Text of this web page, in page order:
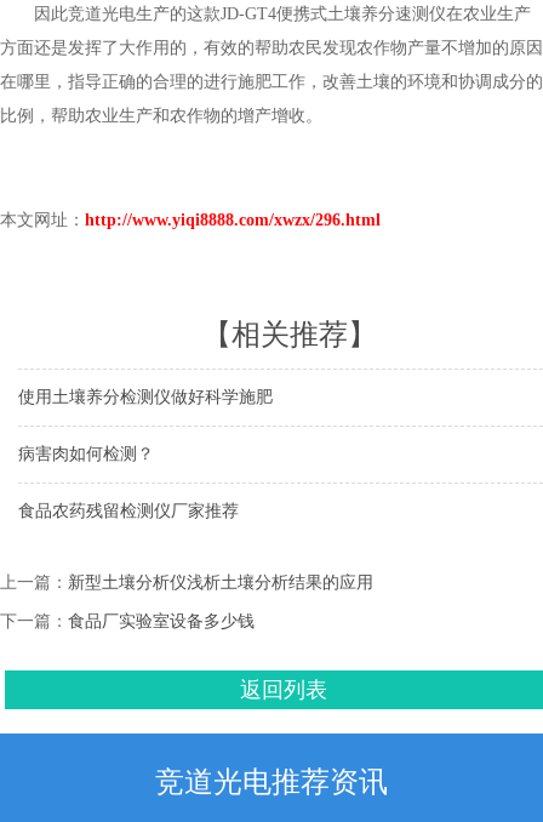
因此竞道光电生产的这款JD-GT4便携式土壤养分速测仪在农业生产
方面还是发挥了大作用的，有效的帮助农民发现农作物产量不增加的原因
在哪里，指导正确的合理的进行施肥工作，改善土壤的环境和协调成分的
比例，帮助农业生产和农作物的增产增收。
本文网址： http://www.yiqi8888.com/xwzx/296.html
【相关推荐】
使用土壤养分检测仪做好科学施肥
病害肉如何检测？
食品农药残留检测仪厂家推荐
上一篇： 新型土壤分析仪浅析土壤分析结果的应用
下一篇： 食品厂实验室设备多少钱
返回列表
竞道光电推荐资讯